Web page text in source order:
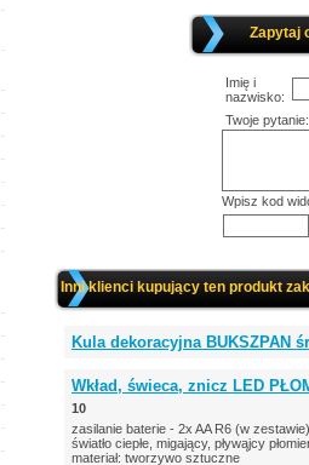
Zapytaj
Imię i
nazwisko:
Twoje pytanie:
Wpisz kod
Inni klienci kupujący ten produkt
Kula dekoracyjna BUKSZPAN
Wkład, świeca, znicz LED
10
zasilanie baterie - 2x AA R6 (w zestawie)
światło ciepłe, migający, pływąjcy
materiał: tworzywo sztuczne